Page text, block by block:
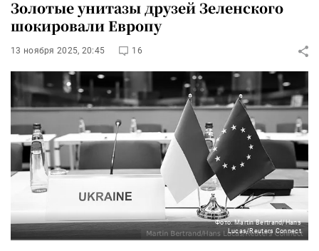
Золотые унитазы друзей Зеленского
шокировали Европу
13 ноября 2025, 20:45 16
Фото: Martin Bertrand/Hans
Lucas/Reuters Connect